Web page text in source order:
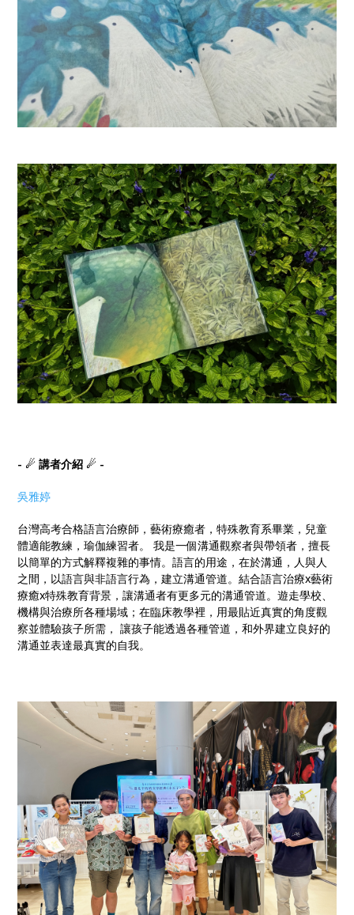
- ☄ 講者介紹 ☄ -
吳雅婷
台灣高考合格語言治療師，藝術療癒者，特殊教育系畢業，兒童
體適能教練，瑜伽練習者。 我是一個溝通觀察者與帶領者，擅長
以簡單的方式解釋複雜的事情。語言的用途，在於溝通，人與人
之間，以語言與非語言行為，建立溝通管道。結合語言治療x藝術
療癒x特殊教育背景，讓溝通者有更多元的溝通管道。遊走學校、
機構與治療所各種場域；在臨床教學裡，用最貼近真實的角度觀
察並體驗孩子所需， 讓孩子能透過各種管道，和外界建立良好的
溝通並表達最真實的自我。